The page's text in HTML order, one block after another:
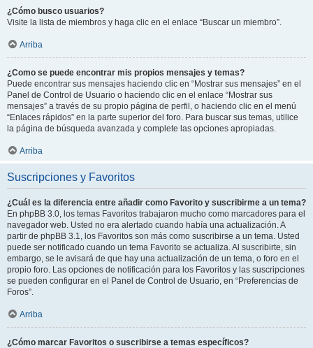
¿Cómo busco usuarios?
Visite la lista de miembros y haga clic en el enlace “Buscar un miembro”.
Arriba
¿Como se puede encontrar mis propios mensajes y temas?
Puede encontrar sus mensajes haciendo clic en “Mostrar sus mensajes” en el
Panel de Control de Usuario o haciendo clic en el enlace “Mostrar sus
mensajes” a través de su propio página de perfil, o haciendo clic en el menú
“Enlaces rápidos” en la parte superior del foro. Para buscar sus temas, utilice
la página de búsqueda avanzada y complete las opciones apropiadas.
Arriba
Suscripciones y Favoritos
¿Cuál es la diferencia entre añadir como Favorito y suscribirme a un tema?
En phpBB 3.0, los temas Favoritos trabajaron mucho como marcadores para el
navegador web. Usted no era alertado cuando había una actualización. A
partir de phpBB 3.1, los Favoritos son más como suscribirse a un tema. Usted
puede ser notificado cuando un tema Favorito se actualiza. Al suscribirte, sin
embargo, se le avisará de que hay una actualización de un tema, o foro en el
propio foro. Las opciones de notificación para los Favoritos y las suscripciones
se pueden configurar en el Panel de Control de Usuario, en “Preferencias de
Foros”.
Arriba
¿Cómo marcar Favoritos o suscribirse a temas específicos?